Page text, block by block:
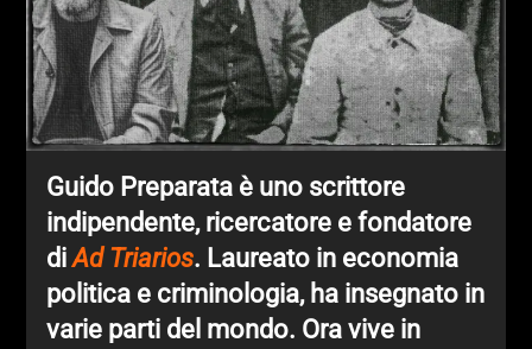
Guido Preparata è uno scrittore
indipendente, ricercatore e fondatore
diAd Triarios. Laureato in economia
politica e criminologia, ha insegnato in
varie parti del mondo. Ora vive in